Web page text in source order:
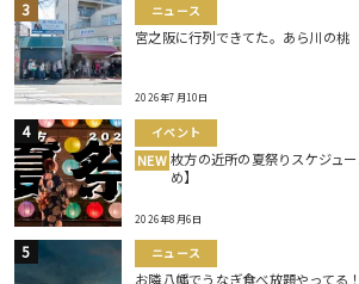
ニュース
宮之阪に行列できてた。あら川の桃
2026年7月10日
イベント
NEW 枚方の近所の夏祭りスケジュ
め】
2026年8月6日
ニュース
お隣八幡でうなぎ食べ放題やってる！